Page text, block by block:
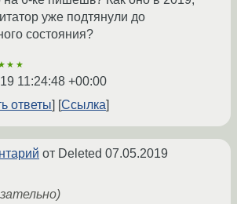
уже подтянули до
состояния?
11:24:48 +00:00
ответы
Ссылка
от Deleted 07.05.2019